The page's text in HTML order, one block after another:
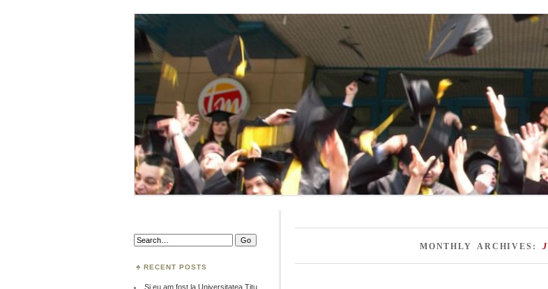
MONTHLY ARCHIVES:
Search:
RECENT POSTS
Si eu am fost la Universitatea Titu